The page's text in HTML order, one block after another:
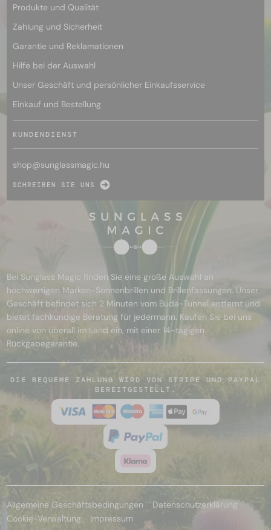
Produkte und Qualität
Zahlung und Sicherheit
Garantie und Reklamationen
Hilfe bei der Auswahl
Unser Geschäft und persönlicher Einkaufsservice
Einkauf und Bestellung
KUNDENDIENST
shop@sunglassmagic.hu
SCHREIBEN SIE UNS
Bei Sunglass Magic finden Sie eine große Auswahl an
hochwertigen Marken-Sonnenbrillen und Brillenfassungen. Unser
Geschäft befindet sich 2 Minuten vom Buda-Tunnel entfernt und
bietet fachkundige Beratung für jedermann. Kaufen Sie bei uns
online von überall im Land ein, mit einer 14-tägigen
Rückgabegarantie.
DIE BEQUEME ZAHLUNG WIRD VON STRIPE UND PAYPAL
BEREITGESTELLT.
Allgemeine Geschäftsbedingungen
Datenschutzerklärung
Cookie-Verwaltung
Impressum